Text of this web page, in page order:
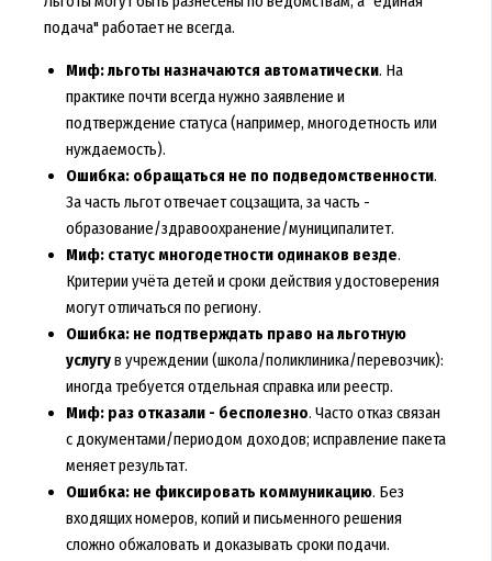
подача" работает не всегда.
Миф: льготы назначаются автоматически. На
практике почти всегда нужно заявление и
подтверждение статуса (например, многодетность или
нуждаемость).
Ошибка: обращаться не по подведомственности.
За часть льгот отвечает соцзащита, за часть -
образование/здравоохранение/муниципалитет.
Миф: статус многодетности одинаков везде.
Критерии учёта детей и сроки действия удостоверения
могут отличаться по региону.
Ошибка: не подтверждать право на льготную
услугув учреждении (школа/поликлиника/перевозчик):
иногда требуется отдельная справка или реестр.
Миф: раз отказали - бесполезно. Часто отказ связан
с документами/периодом доходов; исправление пакета
меняет результат.
Ошибка: не фиксировать коммуникацию. Без
входящих номеров, копий и письменного решения
сложно обжаловать и доказывать сроки подачи.